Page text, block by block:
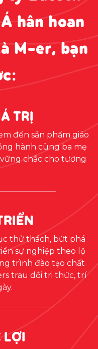
hân hoan
M-er, bạn
TRỊ
đến sản phẩm giáo
hành cùng ba mẹ
chắc cho tương
thử thách, bứt phá
sự nghiệp theo lộ
trình đào tạo chất
trau dồi tri thức, trí